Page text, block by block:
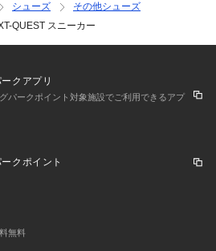
または素材アップ画像をご確認くだ
、下記の商品番号をお申し付けくだ
きましては商品に不良が無い場合に
/ SILVER / CASTELROC
シューズ
その他シューズ
QUEST スニーカー
クアプリ
パークポイント対象施設でご利用できるアプ
クポイント
無料